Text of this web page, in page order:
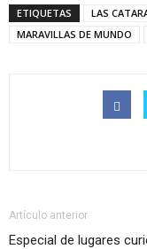
ETIQUETAS LAS
MARAVILLAS DE MUNDO
Artículo anterior
Especial de lugares